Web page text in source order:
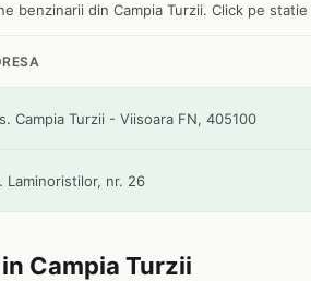
benzinarii din Campia Turzii. Click pe
Campia Turzii - Viisoara FN, 405100
Laminoristilor, nr. 26
Campia Turzii